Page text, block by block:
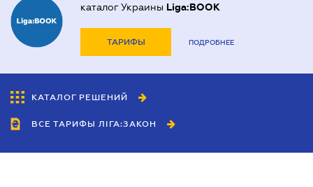
каталог Украины Liga:BOOK
ТАРИФЫ ПОДРОБНЕЕ
КАТАЛОГ РЕШЕНИЙ
ВСЕ ТАРИФЫ ЛІГА:ЗАКОН